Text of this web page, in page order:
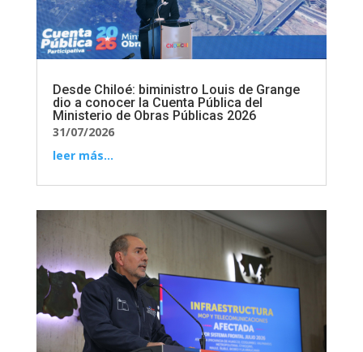
Desde Chiloé: biministro Louis de Grange
dio a conocer la Cuenta Pública del
Ministerio de Obras Públicas 2026
31/07/2026
leer más...